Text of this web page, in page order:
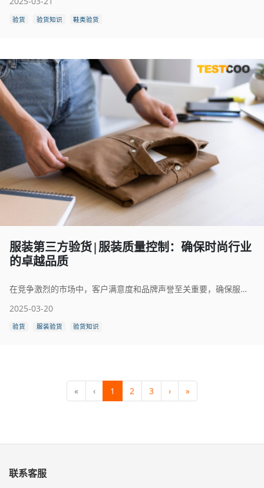
验货 验货知识 鞋类验货
服装第三方验货|服装质量控制：确保时尚行业
的卓越品质
在竞争激烈的市场中，客户满意度和品牌声誉至关重要，确保服装符合最高质量标准是必不可少的。从面料采购到最终检验，严格的质量控制措施在交付产品中起着至关重要的作用——这些产品不仅要满足客户期望，还需符合国际标准和认证。 在本文中，我们将探讨服装质量控制面临的挑战，讨论确保有效质量控制的最佳实践，并探索品牌如何应对这些复杂性以保持卓越，在充满活力的时尚世界中推动成功。
2025-03-20
验货 服装验货 验货知识
« ‹ 1 2 3 › »
联系客服